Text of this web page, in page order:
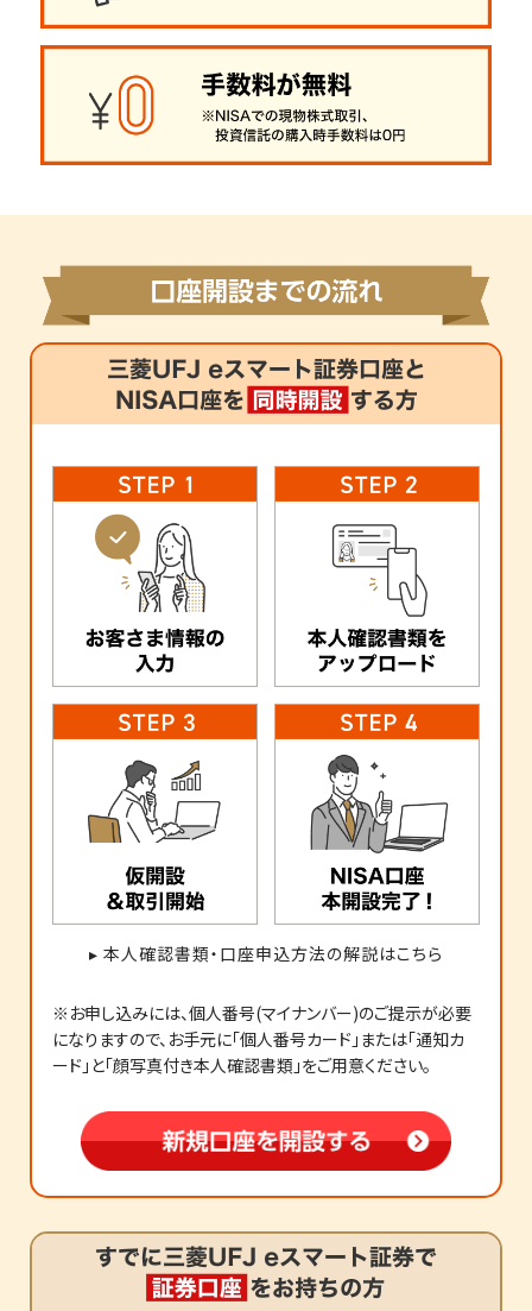
▸ 本人確認書類・口座申込方法の解説はこちら
※お申し込みには、個人番号(マイナンバー)のご提示が必要
になりますので、お手元に「個人番号カード」または「通知カ
ード」と「顔写真付き本人確認書類」をご用意ください。